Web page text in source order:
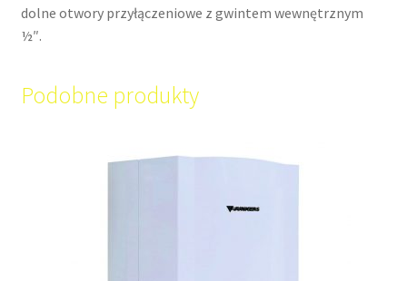
dolne otwory przyłączeniowe z gwintem wewnętrznym
½″.
Podobne produkty